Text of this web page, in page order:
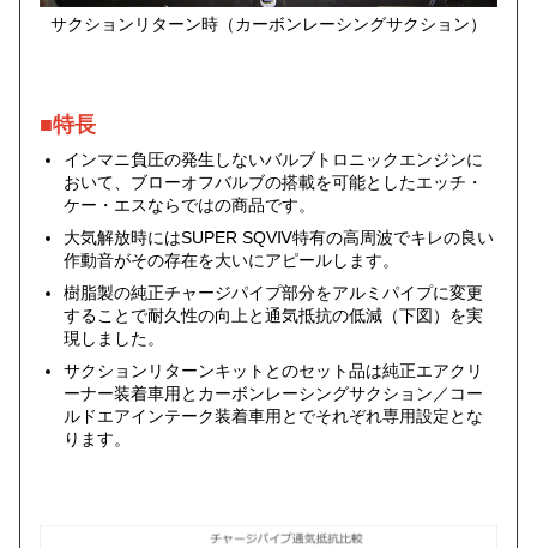
サクションリターン時（カーボンレーシングサクション）
■特長
インマニ負圧の発生しないバルブトロニックエンジンに
おいて、ブローオフバルブの搭載を可能としたエッチ・
ケー・エスならではの商品です。
大気解放時にはSUPER SQVⅣ特有の高周波でキレの良い
作動音がその存在を大いにアピールします。
樹脂製の純正チャージパイプ部分をアルミパイプに変更
することで耐久性の向上と通気抵抗の低減（下図）を実
現しました。
サクションリターンキットとのセット品は純正エアクリ
ーナー装着車用とカーボンレーシングサクション／コー
ルドエアインテーク装着車用とでそれぞれ専用設定とな
ります。